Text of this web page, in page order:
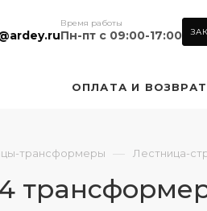
Время работы
Пн-пт с 09:00-17:00
ОПЛАТА И ВОЗВРАТ
трансформеры — Лестница-